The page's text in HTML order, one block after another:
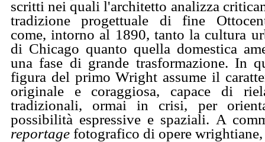
scritti nei quali l'architetto analizza
tradizione progettuale di fine
come, intorno al 1890, tanto la cultura
di Chicago quanto quella domestica
una fase di grande trasformazione. In
figura del primo Wright assume il
originale e coraggiosa, capace di
tradizionali, ormai in crisi, per
possibilità espressive e spaziali. A
reportage fotografico di opere